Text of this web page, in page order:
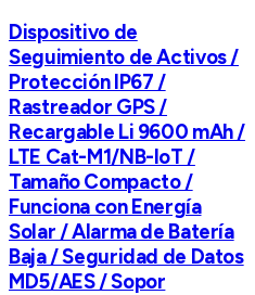
Dispositivo de
Seguimiento de Activos /
Protección IP67 /
Rastreador GPS /
Recargable Li 9600 mAh /
LTE Cat-M1/NB-IoT /
Tamaño Compacto /
Funciona con Energía
Solar / Alarma de Batería
Baja / Seguridad de Datos
MD5/AES / Sopor